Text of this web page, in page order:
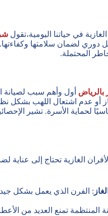
في حياتنا اليومية،تقول
دوري لضمان سلامتها
المحتملة.
بالرياض أول وأهم سبب لصيانة
أو عدم اشتعال اللهب بشكل
لحماية الأسرة. تشير
الغازية تحتاج إلى
: الفرن الذي يعمل بشكل
المنتظمة تمنع العديد من